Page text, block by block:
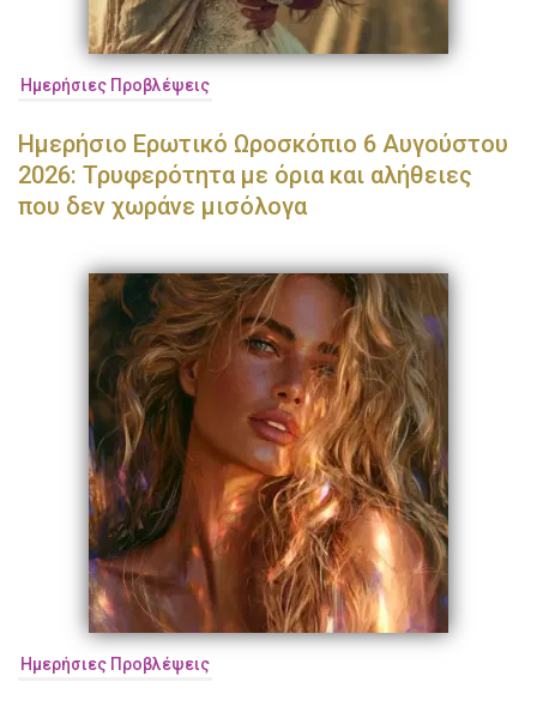
Ημερήσιες Προβλέψεις
Ημερήσιο Ερωτικό Ωροσκόπιο 6 Αυγούστου
2026: Τρυφερότητα με όρια και αλήθειες
που δεν χωράνε μισόλογα
Ημερήσιες Προβλέψεις